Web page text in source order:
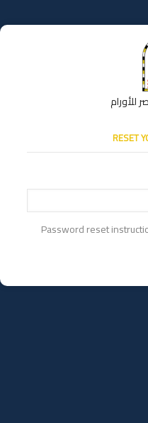
RESET
Password reset